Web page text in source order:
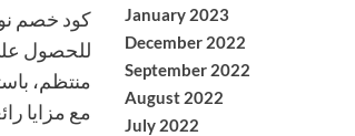
كود خصم
للحصول
منتظم،
مع مزايا
January 2023
December 2022
September 2022
August 2022
July 2022